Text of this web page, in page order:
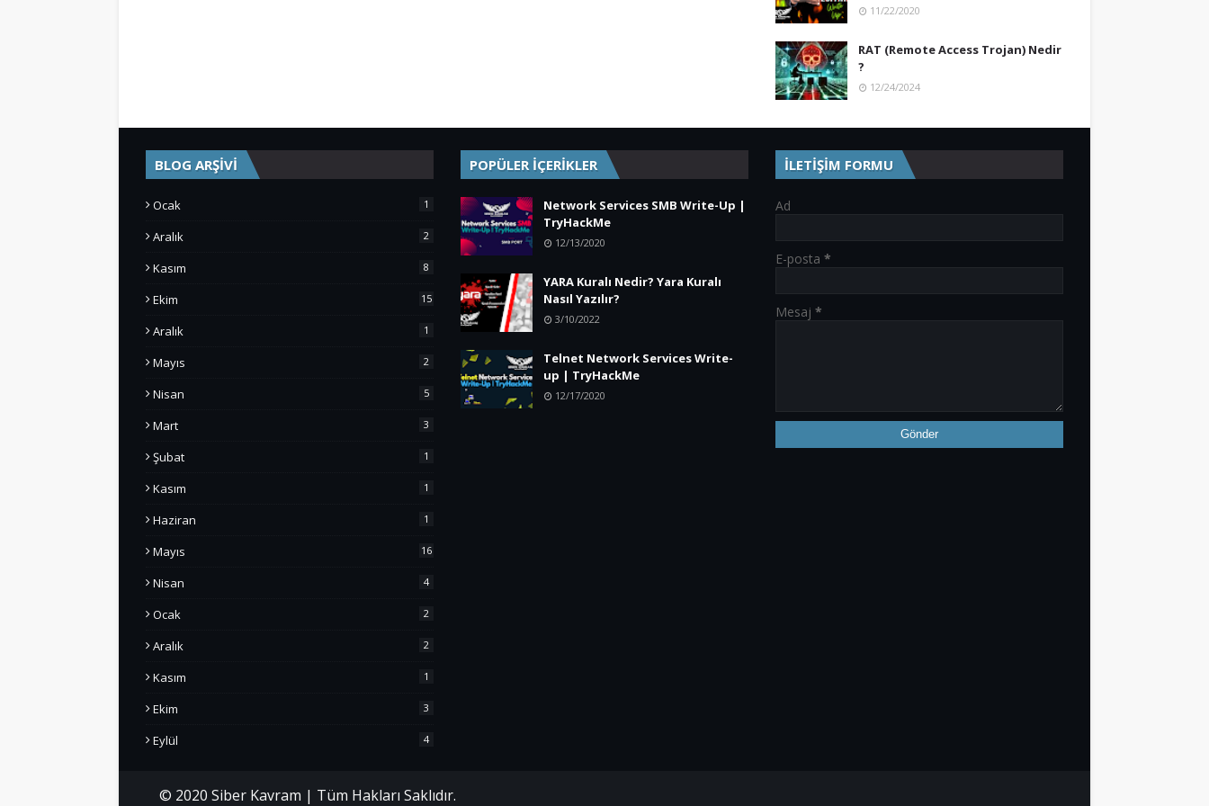
11/22/2020
RAT (Remote Access Trojan) Nedir
?
12/24/2024
BLOG ARŞİVİ
Ocak 1
Aralık 2
Kasım 8
Ekim 15
Aralık 1
Mayıs 2
Nisan 5
Mart 3
Şubat 1
Kasım 1
Haziran 1
Mayıs 16
Nisan 4
Ocak 2
Aralık 2
Kasım 1
Ekim 3
Eylül 4
POPÜLER İÇERİKLER
Network Services SMB Write-Up |
TryHackMe
12/13/2020
YARA Kuralı Nedir? Yara Kuralı
Nasıl Yazılır?
3/10/2022
Telnet Network Services Write-
up | TryHackMe
12/17/2020
İLETİŞİM FORMU
Ad
E-posta *
Mesaj *
© 2020 Siber Kavram | Tüm Hakları Saklıdır.